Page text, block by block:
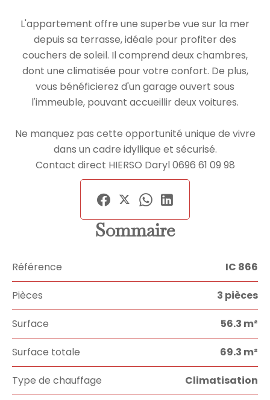
L'appartement offre une superbe vue sur la mer
depuis sa terrasse, idéale pour profiter des
couchers de soleil. Il comprend deux chambres,
dont une climatisée pour votre confort. De plus,
vous bénéficierez d'un garage ouvert sous
l'immeuble, pouvant accueillir deux voitures.
Ne manquez pas cette opportunité unique de vivre
dans un cadre idyllique et sécurisé.
Contact direct HIERSO Daryl 0696 61 09 98
Sommaire
Référence IC 866
Pièces 3 pièces
Surface 56.3 m²
Surface totale 69.3 m²
Type de chauffage Climatisation